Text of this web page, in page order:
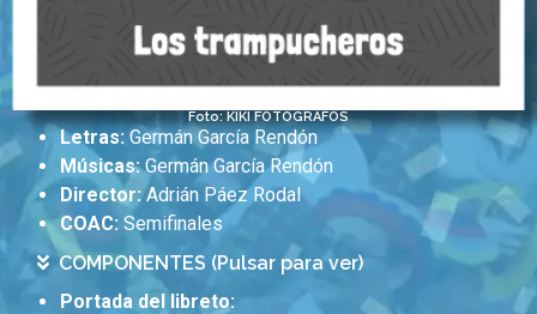
Foto: KIKI FOTÓGRAFOS
Letras:Germán García Rendón
Músicas:Germán García Rendón
Director:Adrián Páez Rodal
COAC: Semifinales
COMPONENTES (Pulsar para ver)
Portada del libreto: